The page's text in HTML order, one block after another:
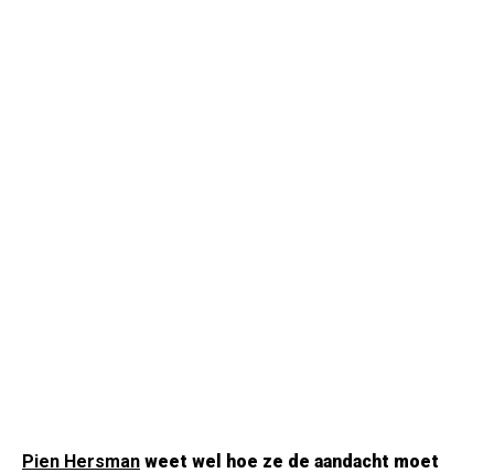
Pien Hersman weet wel hoe ze de aandacht moet